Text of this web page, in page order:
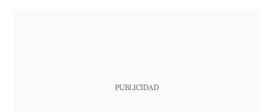
PUBLICIDAD